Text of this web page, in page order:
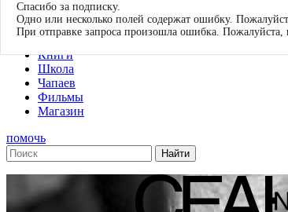
О нас
Журнал
Книги
Школа
Чапаев
Фильмы
Магазин
помочь
Спасибо за подписку.
Одно или несколько полей содержат ошибку.
При отправке запроса произошла ошибка. Пожалуйста,